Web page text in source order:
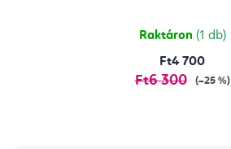
Raktáron (1 db)
Ft4 700
Ft6 300 (–25 %)